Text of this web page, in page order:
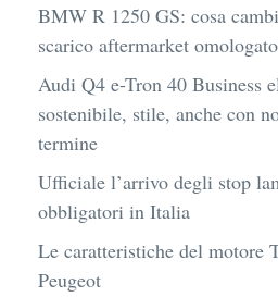
BMW R 1250 GS: cosa
scarico aftermarket omologato
Audi Q4 e-Tron 40 Business
sostenibile, stile, anche con
termine
Ufficiale l’arrivo degli stop
obbligatori in Italia
Le caratteristiche del motore
Peugeot